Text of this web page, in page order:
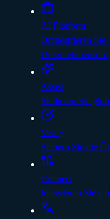
AI Platform
Orchestrieren Sie
Assist
Skalieren Sie
Verify
Sichern Sie die
Connect
Integrieren Sie